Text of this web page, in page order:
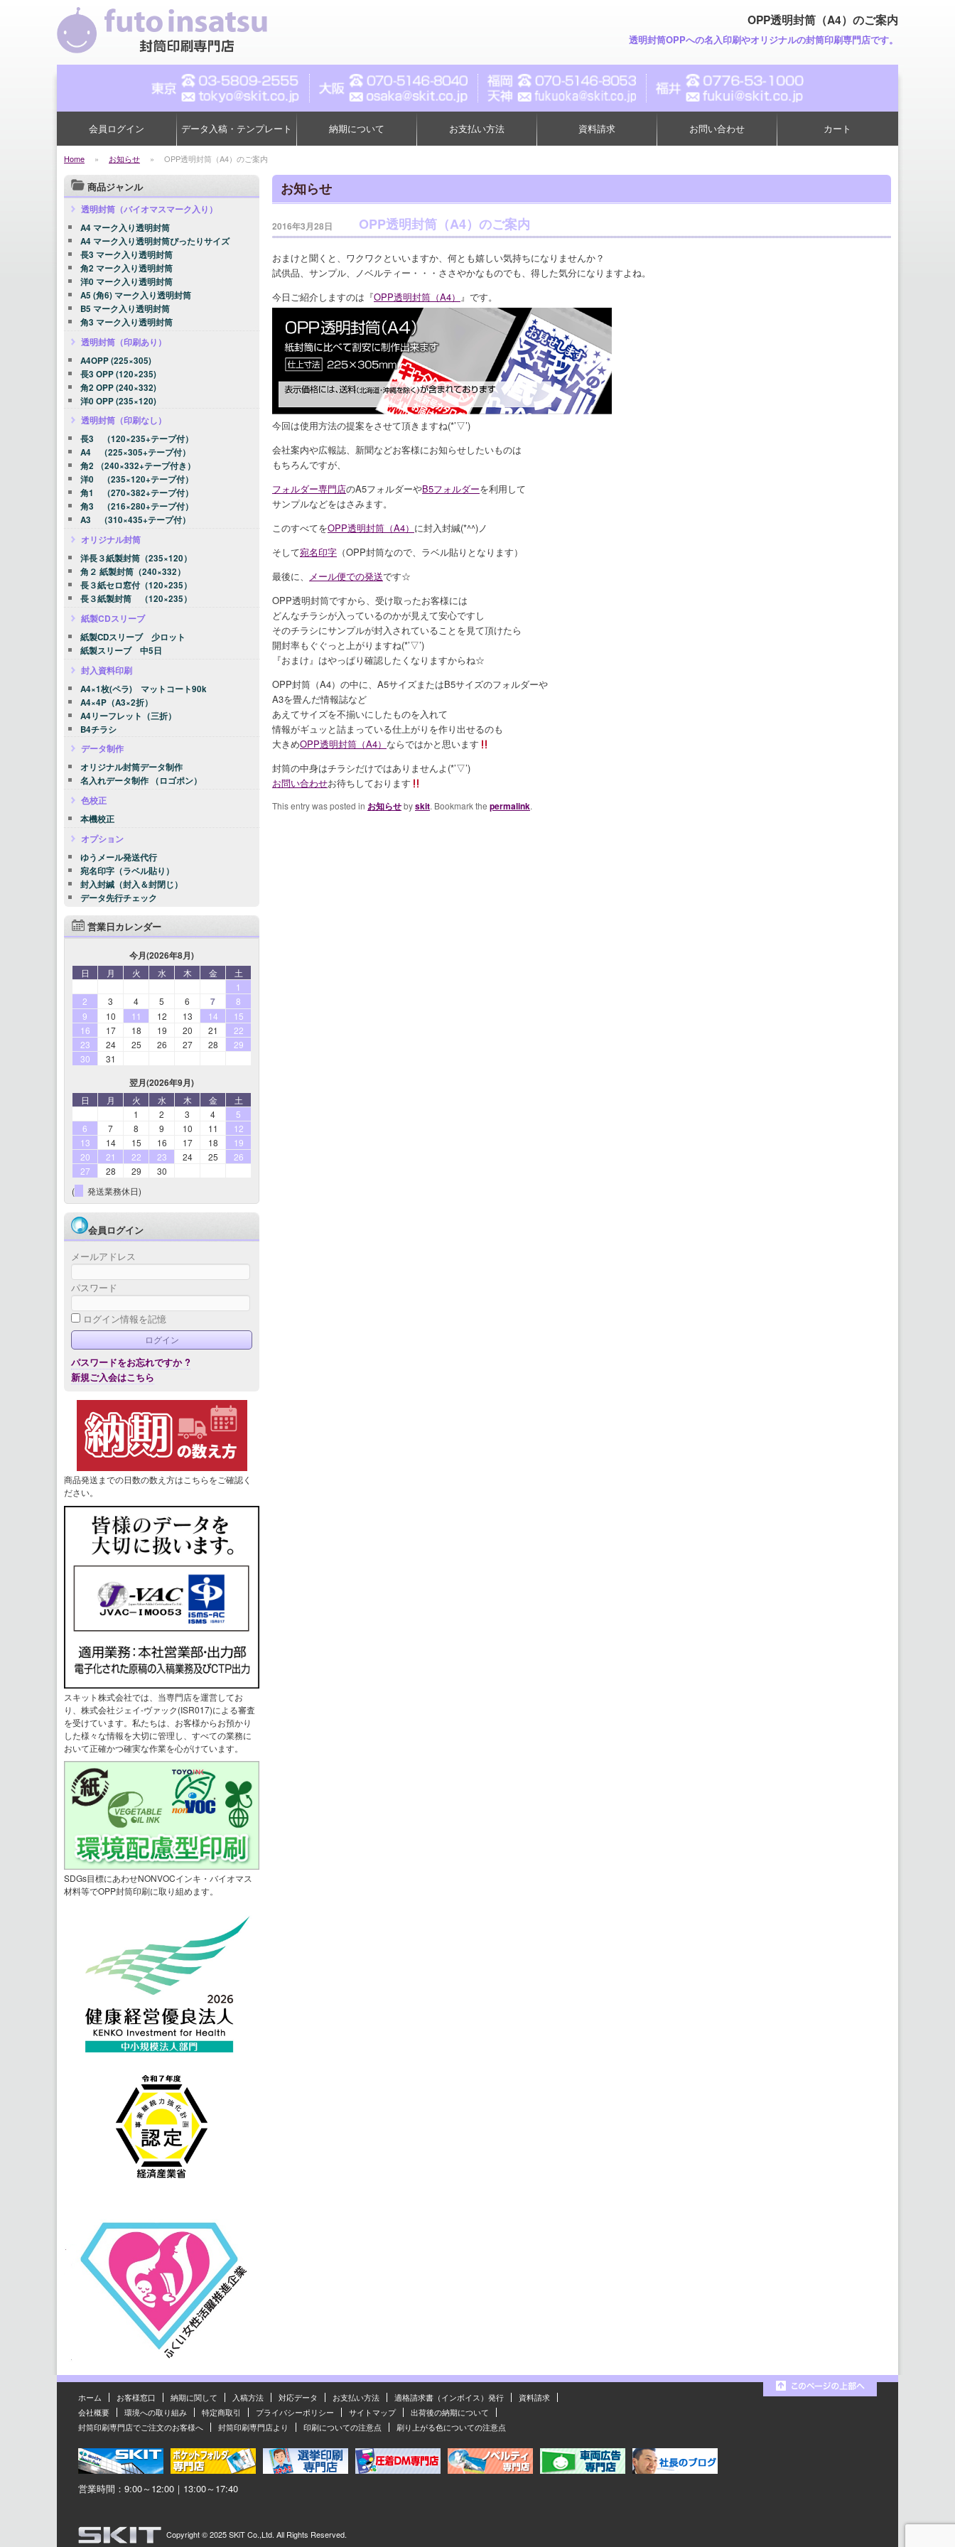
OPP透明封筒（A4）のご案内
透明封筒OPPへの名入印刷やオリジナルの封筒印刷専門店です。
会員ログイン データ入稿・テンプレート 納期について お支払い方法 資料請求 お問い合わせ カート
Home » お知らせ » OPP透明封筒（A4）のご案内
お知らせ
OPP透明封筒（A4）のご案内
2016年3月28日
おまけと聞くと、ワクワクといいますか、何とも嬉しい気持ちになりませんか？
試供品、サンプル、ノベルティー・・・ささやかなものでも、得した気分になりますよね。
今日ご紹介しますのは『OPP透明封筒（A4） 』です。
今回は使用方法の提案をさせて頂きますね(*’▽’)
会社案内や広報誌、新聞などお客様にお知らせしたいものは
もちろんですが、
フォルダー専門店のA5フォルダーやB5フォルダーを利用して
サンプルなどをはさみます。
このすべてをOPP透明封筒（A4） に封入封緘(*^^)ノ
そして宛名印字 （OPP封筒なので、ラベル貼りとなります）
最後に、
メール便での発送です☆
OPP透明封筒ですから、受け取ったお客様には
どんなチラシが入っているのかが見えて安心ですし
そのチラシにサンプルが封入されていることを見て頂けたら
開封率もぐぐっと上がりますね(*’▽’)
『おまけ』はやっぱり確認したくなりますからね☆
OPP封筒（A4）の中に、A5サイズまたはB5サイズのフォルダーや
A3を畳んだ情報誌など
あえてサイズを不揃いにしたものを入れて
情報がギュッと詰まっている仕上がりを作り出せるのも
大きめOPP透明封筒（A4） ならではかと思います
封筒の中身はチラシだけではありませんよ(*’▽’)
お問い合わせお待ちしております
This entry was posted in お知らせbyskit. Bookmark the permalink.
商品ジャンル
透明封筒（バイオマスマーク入り）
A4 マーク入り透明封筒
A4 マーク入り透明封筒ぴったりサイズ
長3 マーク入り透明封筒
角2 マーク入り透明封筒
洋0 マーク入り透明封筒
A5 (角6) マーク入り透明封筒
B5 マーク入り透明封筒
角3 マーク入り透明封筒
透明封筒（印刷あり）
A4OPP (225×305)
長3 OPP (120×235)
角2 OPP (240×332)
洋0 OPP (235×120)
透明封筒（印刷なし）
長3 （120×235+テープ付）
A4 （225×305+テープ付）
角2 （240×332+テープ付き）
洋0 （235×120+テープ付）
角1 （270×382+テープ付）
角3 （216×280+テープ付）
A3 （310×435+テープ付）
オリジナル封筒
洋長３紙製封筒（235×120）
角２ 紙製封筒（240×332）
長３紙セロ窓付（120×235）
長３紙製封筒 （120×235）
紙製CDスリーブ
紙製CDスリーブ 少ロット
紙製スリーブ 中5日
封入資料印刷
A4×1枚(ペラ) マットコート90k
A4×4P（A3×2折）
A4リーフレット（三折）
B4チラシ
データ制作
オリジナル封筒データ制作
名入れデータ制作 （ロゴポン）
色校正
本機校正
オプション
ゆうメール発送代行
宛名印字（ラベル貼り）
封入封緘（封入＆封閉じ）
データ先行チェック
営業日カレンダー
今月(2026年8月)
日 月 火 水 木 金
土
1
2
3 4 5 6 7
8
9
10 11 12 13 14
15
16
17 18 19 20 21
22
23
24 25 26 27 28
29
30
31
翌月(2026年9月)
日 月 火 水 木 金
土
1
2 3 4
5
6
7 8 9 10 11
12
13
14 15 16 17 18
19
20
21 22 23 24 25
26
27
28 29
30
(
発送業務休日)
会員ログイン
メールアドレス
パスワード
ログイン情報を記憶
パスワードをお忘れですか ?
新規ご入会はこちら
商品発送までの日数の数え方はこちらをご確認く
ださい。
スキット株式会社では、当専門店を運営してお
り、株式会社ジェイ-ヴァック(ISR017)による審査
を受けています。私たちは、お客様からお預かり
した様々な情報を大切に管理し、すべての業務に
おいて正確かつ確実な作業を心がけています。
SDGs目標にあわせNONVOCインキ・バイオマス
材料等でOPP封筒印刷に取り組めます。
ホーム お客様窓口 納期に関して 入稿方法 対応データ お支払い方法 適格請求書（インボイス）発行
資料請求
会社概要
環境への取り組み 特定商取引 プライバシーポリシー サイトマップ
出荷後の納期について
封筒印刷専門店でご注文のお客様へ
封筒印刷専門店より 印刷についての注意点 刷り上がる色についての注意点
営業時間：9:00～12:00｜13:00～17:40
Copyright ©2025 SKiT Co.,Ltd. All Rights Reserved.